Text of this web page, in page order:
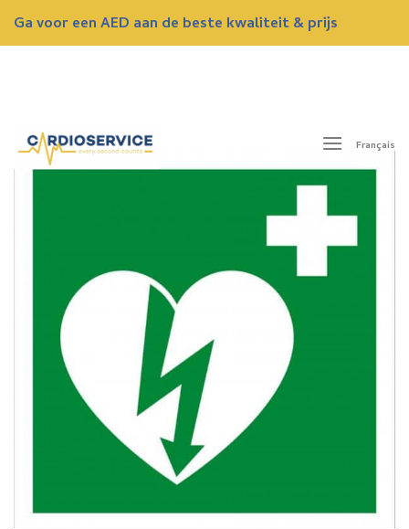
Ga voor een AED aan de beste kwaliteit & prijs
Français